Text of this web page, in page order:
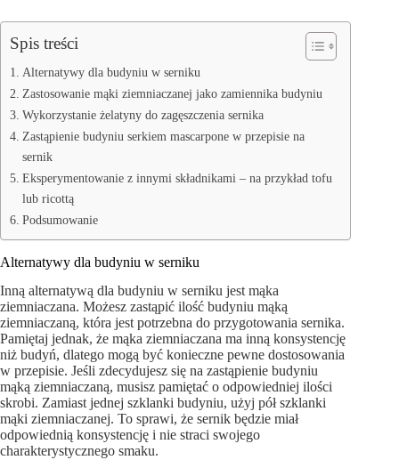
Spis treści
Alternatywy dla budyniu w serniku
Zastosowanie mąki ziemniaczanej jako zamiennika budyniu
Wykorzystanie żelatyny do zagęszczenia sernika
Zastąpienie budyniu serkiem mascarpone w przepisie na
sernik
Eksperymentowanie z innymi składnikami – na przykład tofu
lub ricottą
Podsumowanie
Alternatywy dla budyniu w serniku
Inną alternatywą dla budyniu w serniku jest mąka
ziemniaczana. Możesz zastąpić ilość budyniu mąką
ziemniaczaną, która jest potrzebna do przygotowania sernika.
Pamiętaj jednak, że mąka ziemniaczana ma inną konsystencję
niż budyń, dlatego mogą być konieczne pewne dostosowania
w przepisie. Jeśli zdecydujesz się na zastąpienie budyniu
mąką ziemniaczaną, musisz pamiętać o odpowiedniej ilości
skrobi. Zamiast jednej szklanki budyniu, użyj pół szklanki
mąki ziemniaczanej. To sprawi, że sernik będzie miał
odpowiednią konsystencję i nie straci swojego
charakterystycznego smaku.